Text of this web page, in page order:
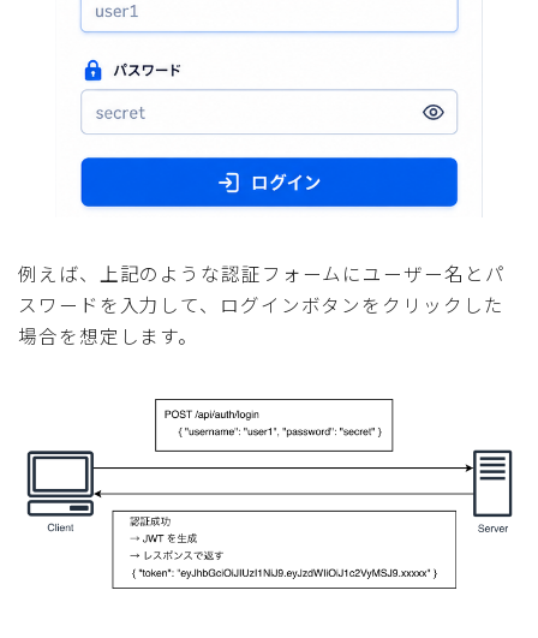
例えば、上記のような認証フォームにユーザー名とパ
スワードを入力して、ログインボタンをクリックした
場合を想定します。